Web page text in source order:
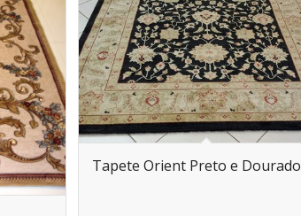
Tapete Orient Preto e Dourado